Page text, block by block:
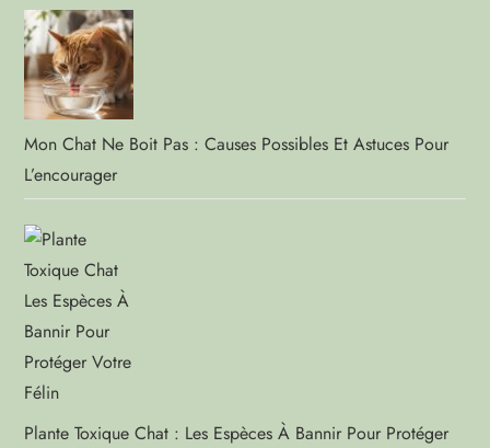
Mon Chat Ne Boit Pas : Causes Possibles Et Astuces Pour
L’encourager
Plante Toxique Chat : Les Espèces À Bannir Pour Protéger